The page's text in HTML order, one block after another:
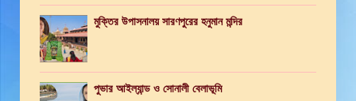
মুক্তির উপাসনালয় সারণপুরের হনুমান মন্দির
পুভার আইল্যান্ড ও সোনালী বেলাভূমি